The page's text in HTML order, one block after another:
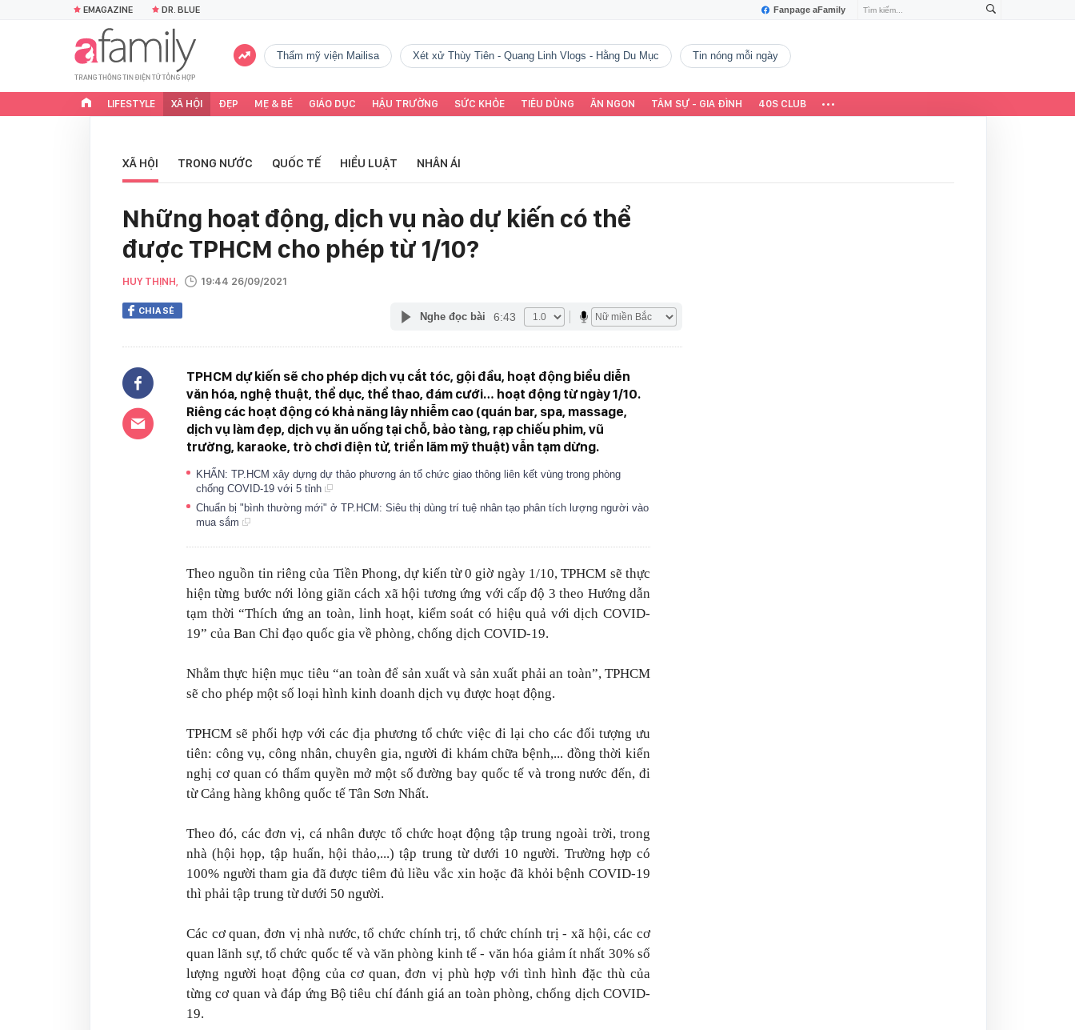
Fanpage aFamily
EMAGAZINE DR. BLUE
Thẩm mỹ viện Mailisa Xét xử Thùy Tiên - Quang Linh Vlogs - Hằng Du Mục tin nóng mỗi ngày
LIFESTYLE XÃ HỘI ĐẸP MẸ & BÉ GIÁO DỤC HẬU TRƯỜNG SỨC KHỎE TIÊU DÙNG ĂN NGON TÂM SỰ - GIA ĐÌNH 40S CLUB
XÃ HỘI TRONG NƯỚC QUỐC TẾ HIỂU LUẬT NHÂN ÁI
Những hoạt động, dịch vụ nào dự kiến có thể
được TPHCM cho phép từ 1/10?
HUY THỊNH, 19:44 26/09/2021
CHIA SẺ Nghe đọc bài 6:43
TPHCM dự kiến sẽ cho phép dịch vụ cắt tóc, gội đầu, hoạt động biểu diễn
văn hóa, nghệ thuật, thể dục, thể thao, đám cưới… hoạt động từ ngày 1/10.
Riêng các hoạt động có khả năng lây nhiễm cao (quán bar, spa, massage,
dịch vụ làm đẹp, dịch vụ ăn uống tại chỗ, bảo tàng, rạp chiếu phim, vũ
trường, karaoke, trò chơi điện tử, triển lãm mỹ thuật) vẫn tạm dừng.
KHẨN: TP.HCM xây dựng dự thảo phương án tổ chức giao thông liên kết vùng trong phòng
chống COVID-19 với 5 tỉnh
Chuẩn bị "bình thường mới" ở TP.HCM: Siêu thị dùng trí tuệ nhân tạo phân tích lượng người vào
mua sắm
Theo nguồn tin riêng của Tiền Phong, dự kiến từ 0 giờ ngày 1/10, TPHCM sẽ thực
hiện từng bước nới lỏng giãn cách xã hội tương ứng với cấp độ 3 theo Hướng dẫn
tạm thời “Thích ứng an toàn, linh hoạt, kiểm soát có hiệu quả với dịch COVID-
19” của Ban Chỉ đạo quốc gia về phòng, chống dịch COVID-19.
Nhằm thực hiện mục tiêu “an toàn để sản xuất và sản xuất phải an toàn”, TPHCM
sẽ cho phép một số loại hình kinh doanh dịch vụ được hoạt động.
TPHCM sẽ phối hợp với các địa phương tổ chức việc đi lại cho các đối tượng ưu
tiên: công vụ, công nhân, chuyên gia, người đi khám chữa bệnh,... đồng thời kiến
nghị cơ quan có thẩm quyền mở một số đường bay quốc tế và trong nước đến, đi
từ Cảng hàng không quốc tế Tân Sơn Nhất.
Theo đó, các đơn vị, cá nhân được tổ chức hoạt động tập trung ngoài trời, trong
nhà (hội họp, tập huấn, hội thảo,...) tập trung từ dưới 10 người. Trường hợp có
100% người tham gia đã được tiêm đủ liều vắc xin hoặc đã khỏi bệnh COVID-19
thì phải tập trung từ dưới 50 người.
Các cơ quan, đơn vị nhà nước, tổ chức chính trị, tổ chức chính trị - xã hội, các cơ
quan lãnh sự, tổ chức quốc tế và văn phòng kinh tế - văn hóa giảm ít nhất 30% số
lượng người hoạt động của cơ quan, đơn vị phù hợp với tình hình đặc thù của
từng cơ quan và đáp ứng Bộ tiêu chí đánh giá an toàn phòng, chống dịch COVID-
19.